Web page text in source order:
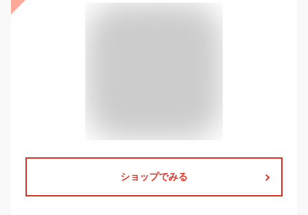
ショップでみる